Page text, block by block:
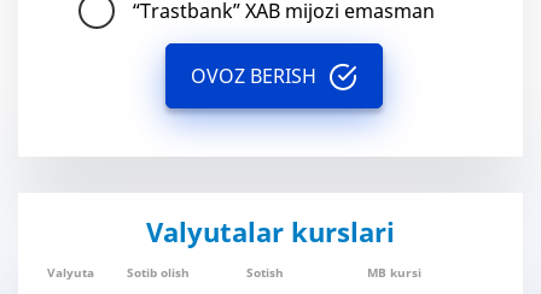
“Trastbank” XAB mijozi emasman
OVOZ BERISH
Valyutalar kurslari
Valyuta Sotib olish Sotish MB kursi